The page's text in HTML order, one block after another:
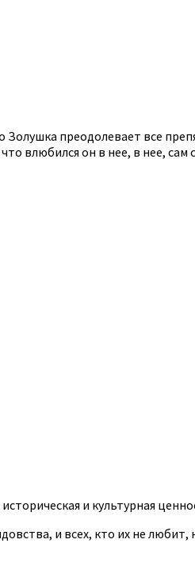
преодолевает все
влюбился он в нее, в нее, сам
и культурная
и всех, кто их не любит,